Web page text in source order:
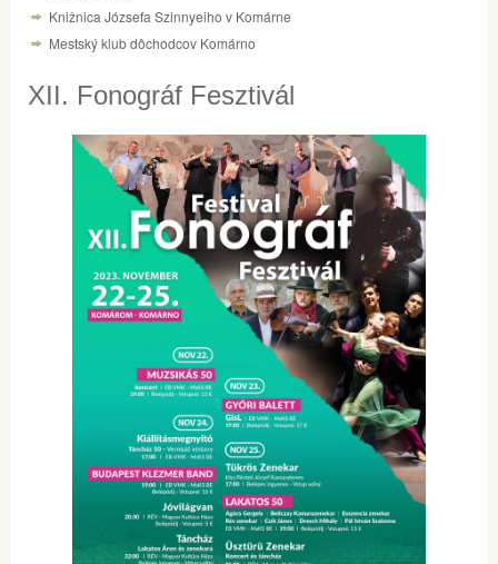
Knižnica Józsefa Szinnyeiho v Komárne
Mestský klub dôchodcov Komárno
XII. Fonográf Fesztivál